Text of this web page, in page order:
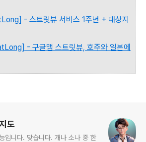
- 스트릿뷰 서비스 1주년 + 대상지
- 구글맵 스트릿뷰, 호주와 일본에
도
입니다. 맞습니다. 개나 소나 중 한